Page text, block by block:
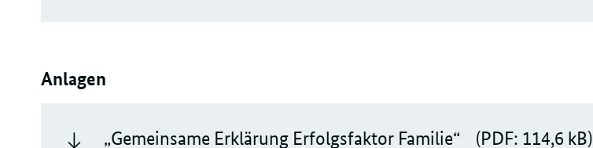
Anlagen
„Gemeinsame Erklärung Erfolgsfaktor Familie“ (PDF: 114,6 kB)